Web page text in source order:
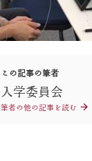
この記事の筆者
入学委員会
筆者の他の記事を読む